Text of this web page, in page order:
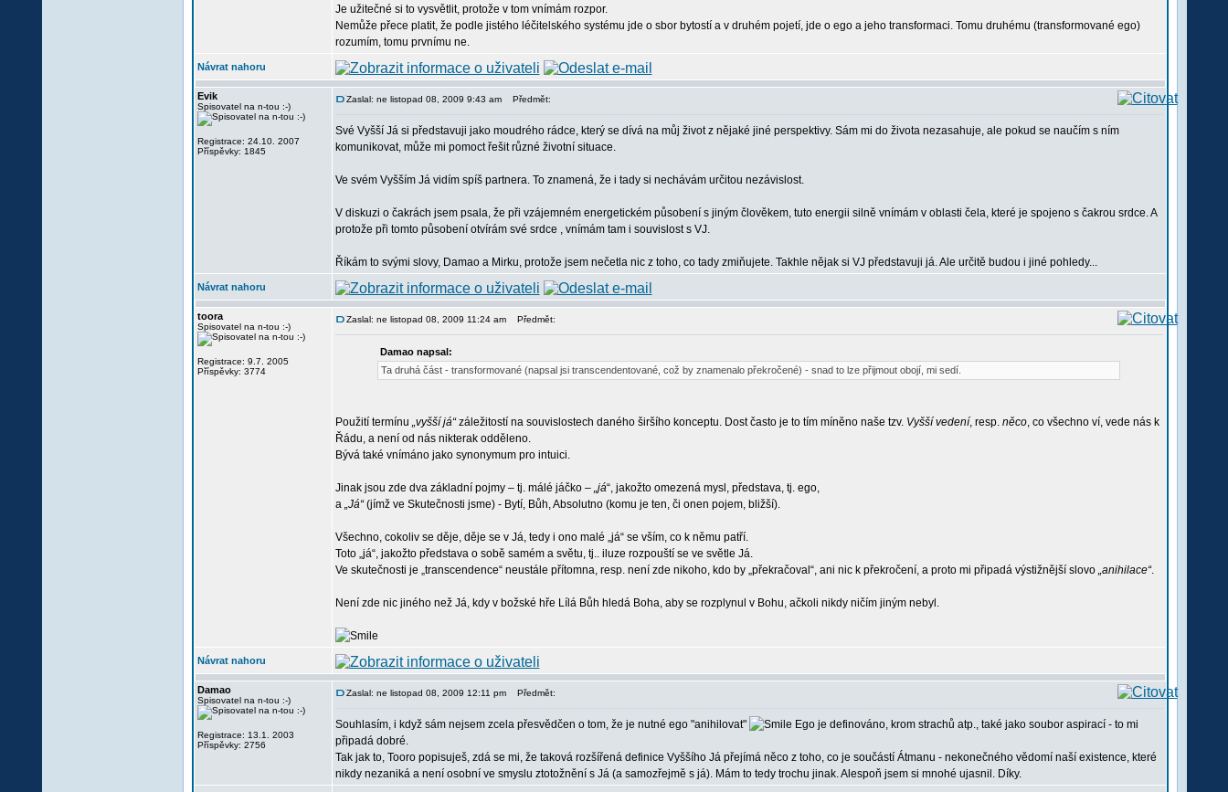
Je užitečné si to vysvětlit, protože v tom vnímám rozpor.
Nemůže přece platit, že podle jistého léčitelského systému jde o sbor bytostí a v druhém pojetí, jde o ego a jeho transformaci. Tomu druhému (transformované ego)
rozumím, tomu prvnímu ne.
Návrat nahoru
Evik
Spisovatel na n-tou :-)
Registrace: 24.10. 2007
Příspěvky: 1845
Zaslal: ne listopad 08, 2009 9:43 am Předmět:
Své Vyšší Já si představuji jako moudrého rádce, který se dívá na můj život z nějaké jiné perspektivy. Sám mi do života nezasahuje, ale pokud se naučím s ním
komunikovat, může mi pomoct řešit různé životní situace.
Ve svém Vyšším Já vidím spíš partnera. To znamená, že i tady si nechávám určitou nezávislost.
V diskuzi o čakrách jsem psala, že při vzájemném energetickém působení s jiným člověkem, tuto energii silně vnímám v oblasti čela, které je spojeno s čakrou srdce. A
protože při tomto působení otvírám své srdce , vnímám tam i souvislost s VJ.
Říkám to svými slovy, Damao a Mirku, protože jsem nečetla nic z toho, co tady zmiňujete. Takhle nějak si VJ představuji já. Ale určitě budou i jiné pohledy...
Návrat nahoru
toora
Spisovatel na n-tou :-)
Registrace: 9.7. 2005
Příspěvky: 3774
Zaslal: ne listopad 08, 2009 11:24 am Předmět:
Damao napsal:
Ta druhá část - transformované (napsal jsi transcendentované, což by znamenalo překročené) - snad to lze přijmout obojí, mi sedí.
Použití termínu „vyšší já“záležitostí na souvislostech daného širšího konceptu. Dost často je to tím míněno naše tzv. Vyšší vedení, resp. něco, co všechno ví, vede nás k
Řádu, a není od nás nikterak odděleno.
Bývá také vnímáno jako synonymum pro intuici.
Jinak jsou zde dva základní pojmy – tj. málé jáčko – „já“, jakožto omezená mysl, představa, tj. ego,
a„Já“(jímž ve Skutečnosti jsme) - Bytí, Bůh, Absolutno (komu je ten, či onen pojem, bližší).
Všechno, cokoliv se děje, děje se v Já, tedy i ono malé „já“ se vším, co k němu patří.
Toto „já“, jakožto představa o sobě samém a světu, tj.. iluze rozpouští se ve světle Já.
Ve skutečnosti je „transcendence“ neustále přítomna, resp. není zde nikoho, kdo by „překračoval“, ani nic k překročení, a proto mi připadá výstižnější slovo „anihilace“.
Není zde nic jiného než Já, kdy v božské hře Lílá Bůh hledá Boha, aby se rozplynul v Bohu, ačkoli nikdy ničím jiným nebyl.
Návrat nahoru
Damao
Spisovatel na n-tou :-)
Registrace: 13.1. 2003
Příspěvky: 2756
Zaslal: ne listopad 08, 2009 12:11 pm Předmět:
Souhlasím, i když sám nejsem zcela přesvědčen o tom, že je nutné ego "anihilovat"
Ego je definováno, krom strachů atp., také jako soubor aspirací - to mi
připadá dobré.
Tak jak to, Tooro popisuješ, zdá se mi, že taková rozšířená definice Vyššího Já přejímá něco z toho, co je součástí Átmanu - nekonečného vědomí naší existence, které
nikdy nezaniká a není osobní ve smyslu ztotožnění s Já (a samozřejmě s já). Mám to tedy trochu jinak. Alespoň jsem si mnohé ujasnil. Díky.